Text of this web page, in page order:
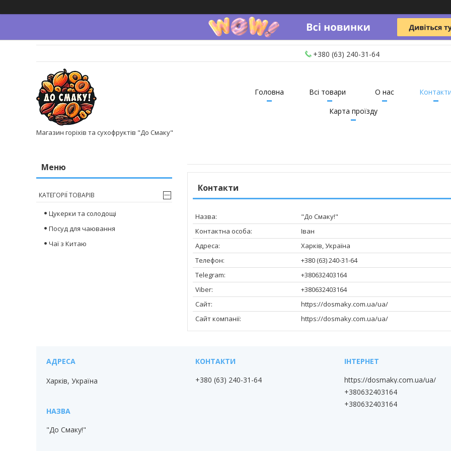
+380 (63) 240-31-64
Магазин горіхів та сухофруктів "До Смаку"
Головна Всі товари О нас
Карта проїзду
Контакти
"До Смаку!"
Іван
Харків, Україна
+380 (63) 240-31-64
+380632403164
+380632403164
https://dosmaky.com.ua/ua/
https://dosmaky.com.ua/ua/
КАТЕГОРІЇ ТОВАРІВ
Цукерки та солодощі
Посуд для чаювання
Чаї з Китаю
Харків, Україна
"До Смаку!"
+380 (63) 240-31-64
https://dosmaky.com.ua/ua/
+380632403164
+380632403164